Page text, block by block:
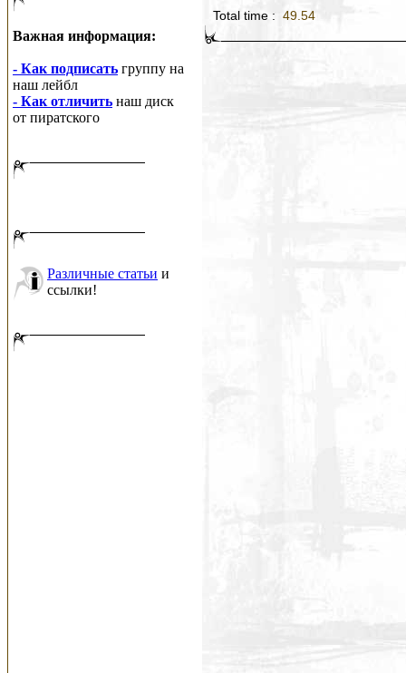
Важная информация:
- Как подписать группу на
наш лейбл
- Как отличить наш диск
от пиратского
Различные статьи и
ссылки!
Total time : 49.54